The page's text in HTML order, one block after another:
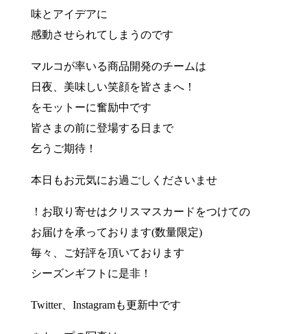
味とアイデアに
感動させられてしまうのです
マルコが率いる商品開発のチームは
日夜、美味しい笑顔を皆さまへ！
をモットーに奮励中です
皆さまの前に登場する日まで
乞うご期待！
本日もお元気にお過ごしくださいませ
！お取り寄せはクリスマスカードをつけての
お届けを承っております(数量限定)
毎々、ご好評を頂いております
シーズンギフトに是非！
Twitter、Instagramも更新中です